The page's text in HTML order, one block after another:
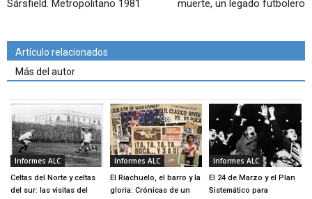
Sársfield. Metropolitano 1981
muerte, un legado futbolero
Artículo relacionados
Más del autor
Informes ALC
Celtas del Norte y celtas
del sur: las visitas del
Informes ALC
El Riachuelo, el barro y la
gloria: Crónicas de un
Informes ALC
El 24 de Marzo y el Plan
Sistemático para